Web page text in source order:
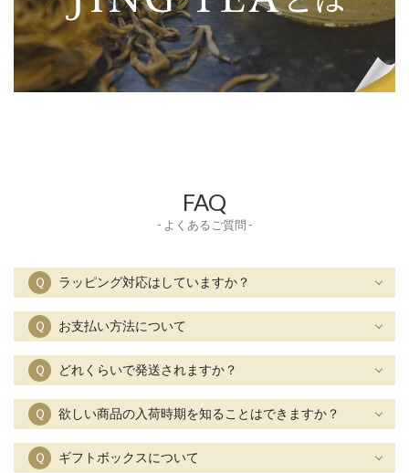
FAQ
- よくあるご質問 -
Ｑ ラッピング対応はしていますか？
Ｑ お支払い方法について
Ｑ どれくらいで発送されますか？
Ｑ 欲しい商品の入荷時期を知ることはできますか？
Ｑ ギフトボックスについて